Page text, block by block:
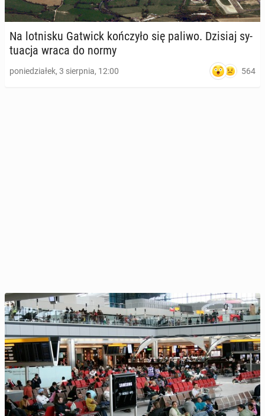
Na lot­ni­sku Gatwick koń­czy­ło się paliwo. Dzisiaj sy­
tu­acja wraca do normy
poniedziałek, 3 sierpnia, 12:00 564